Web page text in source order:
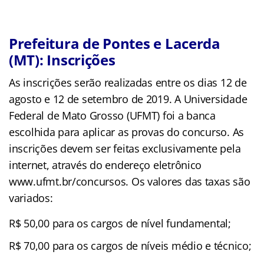
Prefeitura de Pontes e Lacerda
(MT): Inscrições
As inscrições serão realizadas entre os dias 12 de
agosto e 12 de setembro de 2019. A Universidade
Federal de Mato Grosso (UFMT) foi a banca
escolhida para aplicar as provas do concurso. As
inscrições devem ser feitas exclusivamente pela
internet, através do endereço eletrônico
www.ufmt.br/concursos. Os valores das taxas são
variados:
R$ 50,00 para os cargos de nível fundamental;
R$ 70,00 para os cargos de níveis médio e técnico;